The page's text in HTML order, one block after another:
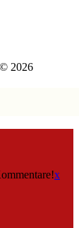
2026
x